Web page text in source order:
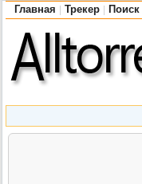
Главная Трекер Поиск